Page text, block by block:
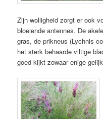
Zijn wolligheid zorgt er ook
bloeiende antennes. De
gras, de prikneus (Lychnis
het sterk behaarde viltige
goed kijkt zowaar enige